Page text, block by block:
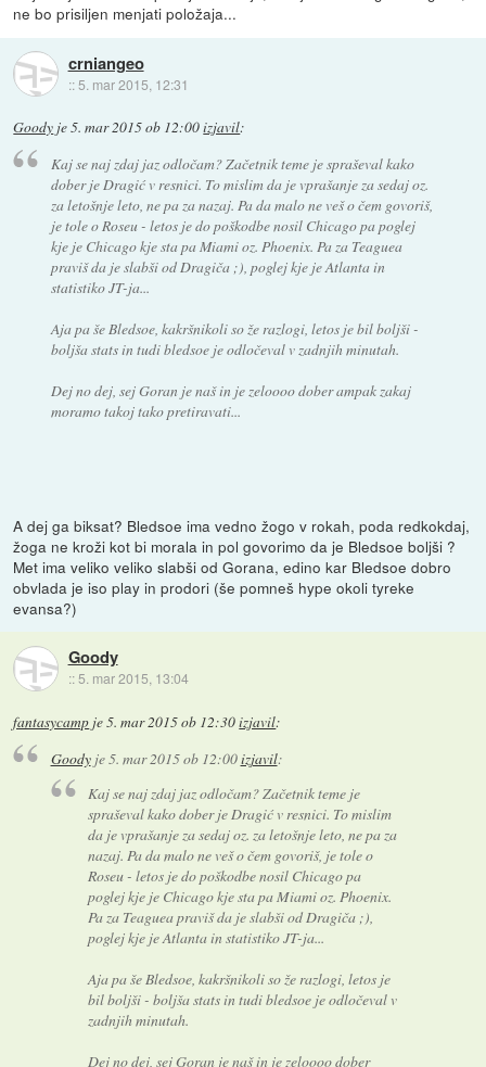
ne bo prisiljen menjati položaja...
crniangeo
:: 5. mar 2015, 12:31
Goody je5. mar 2015 ob 12:00izjavil:
Kaj se naj zdaj jaz odločam? Začetnik teme je spraševal kako
dober je Dragić v resnici. To mislim da je vprašanje za sedaj oz.
za letošnje leto, ne pa za nazaj. Pa da malo ne veš o čem govoriš,
je tole o Roseu - letos je do poškodbe nosil Chicago pa poglej
kje je Chicago kje sta pa Miami oz. Phoenix. Pa za Teaguea
praviš da je slabši od Dragiča ;), poglej kje je Atlanta in
statistiko JT-ja...
Aja pa še Bledsoe, kakršnikoli so že razlogi, letos je bil boljši -
boljša stats in tudi bledsoe je odločeval v zadnjih minutah.
Dej no dej, sej Goran je naš in je zeloooo dober ampak zakaj
moramo takoj tako pretiravati...
A dej ga biksat? Bledsoe ima vedno žogo v rokah, poda redkokdaj,
žoga ne kroži kot bi morala in pol govorimo da je Bledsoe boljši ?
Met ima veliko veliko slabši od Gorana, edino kar Bledsoe dobro
obvlada je iso play in prodori (še pomneš hype okoli tyreke
evansa?)
Goody
:: 5. mar 2015, 13:04
fantasycamp je5. mar 2015 ob 12:30izjavil:
Goodyje5. mar 2015 ob 12:00izjavil:
Kaj se naj zdaj jaz odločam? Začetnik teme je
spraševal kako dober je Dragić v resnici. To mislim
da je vprašanje za sedaj oz. za letošnje leto, ne pa za
nazaj. Pa da malo ne veš o čem govoriš, je tole o
Roseu - letos je do poškodbe nosil Chicago pa
poglej kje je Chicago kje sta pa Miami oz. Phoenix.
Pa za Teaguea praviš da je slabši od Dragiča ;),
poglej kje je Atlanta in statistiko JT-ja...
Aja pa še Bledsoe, kakršnikoli so že razlogi, letos je
bil boljši - boljša stats in tudi bledsoe je odločeval v
zadnjih minutah.
Dej no dej, sej Goran je naš in je zeloooo dober